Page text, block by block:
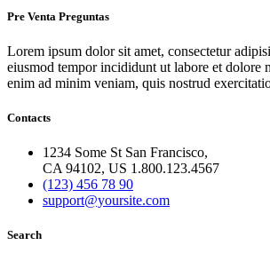
Pre Venta Preguntas
Lorem ipsum dolor sit amet, consectetur
eiusmod tempor incididunt ut labore et dolore
enim ad minim veniam, quis nostrud
Contacts
1234 Some St San Francisco,
CA 94102, US 1.800.123.4567
(123) 456 78 90
support@yoursite.com
Search